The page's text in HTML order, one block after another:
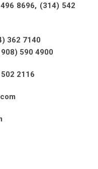
8696, (314) 542
362 7140
590 4900
2116